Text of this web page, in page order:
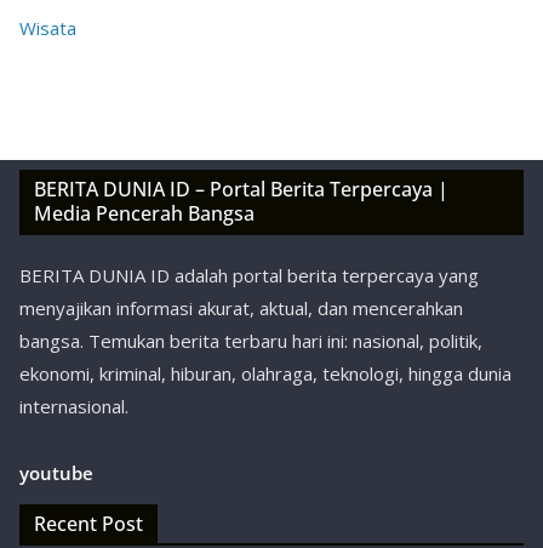
Wisata
BERITA DUNIA ID – Portal Berita Terpercaya |
Media Pencerah Bangsa
BERITA DUNIA ID adalah portal berita terpercaya yang
menyajikan informasi akurat, aktual, dan mencerahkan
bangsa. Temukan berita terbaru hari ini: nasional, politik,
ekonomi, kriminal, hiburan, olahraga, teknologi, hingga dunia
internasional.
youtube
Recent Post